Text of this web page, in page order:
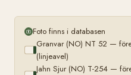
Foto finns i databasen
Granvar (NO) NT 52 —
(linjeavel)
Jahn Sjur (NO) T-254 —